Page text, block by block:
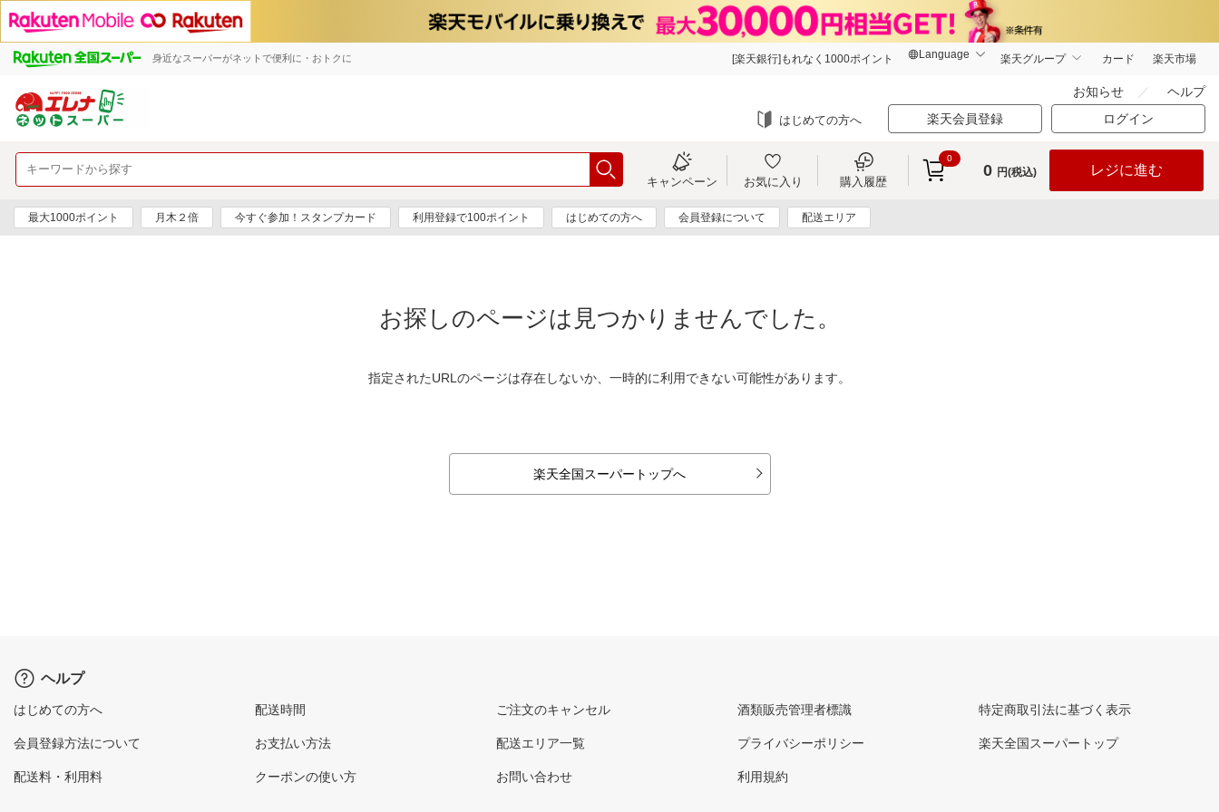
身近なスーパーがネットで便利に・おトクに [楽天銀行]もれなく1000ポイント 楽天グループ カード 楽天市場
お知らせ ヘルプ
はじめての方へ 楽天会員登録 ログイン
キャンペーン お気に入り 購入履歴
0
0 円(税込) レジに進む
最大1000ポイント 月木２倍 今すぐ参加！スタンプカード 利用登録で100ポイント はじめての方へ 会員登録について 配送エリア
お探しのページは見つかりませんでした。
指定されたURLのページは存在しないか、一時的に利用できない可能性があります。
楽天全国スーパートップへ
ヘルプ
はじめての方へ
会員登録方法について
配送料・利用料
配送時間
お支払い方法
クーポンの使い方
ご注文のキャンセル
配送エリア一覧
お問い合わせ
酒類販売管理者標識
プライバシーポリシー
利用規約
特定商取引法に基づく表示
楽天全国スーパートップ